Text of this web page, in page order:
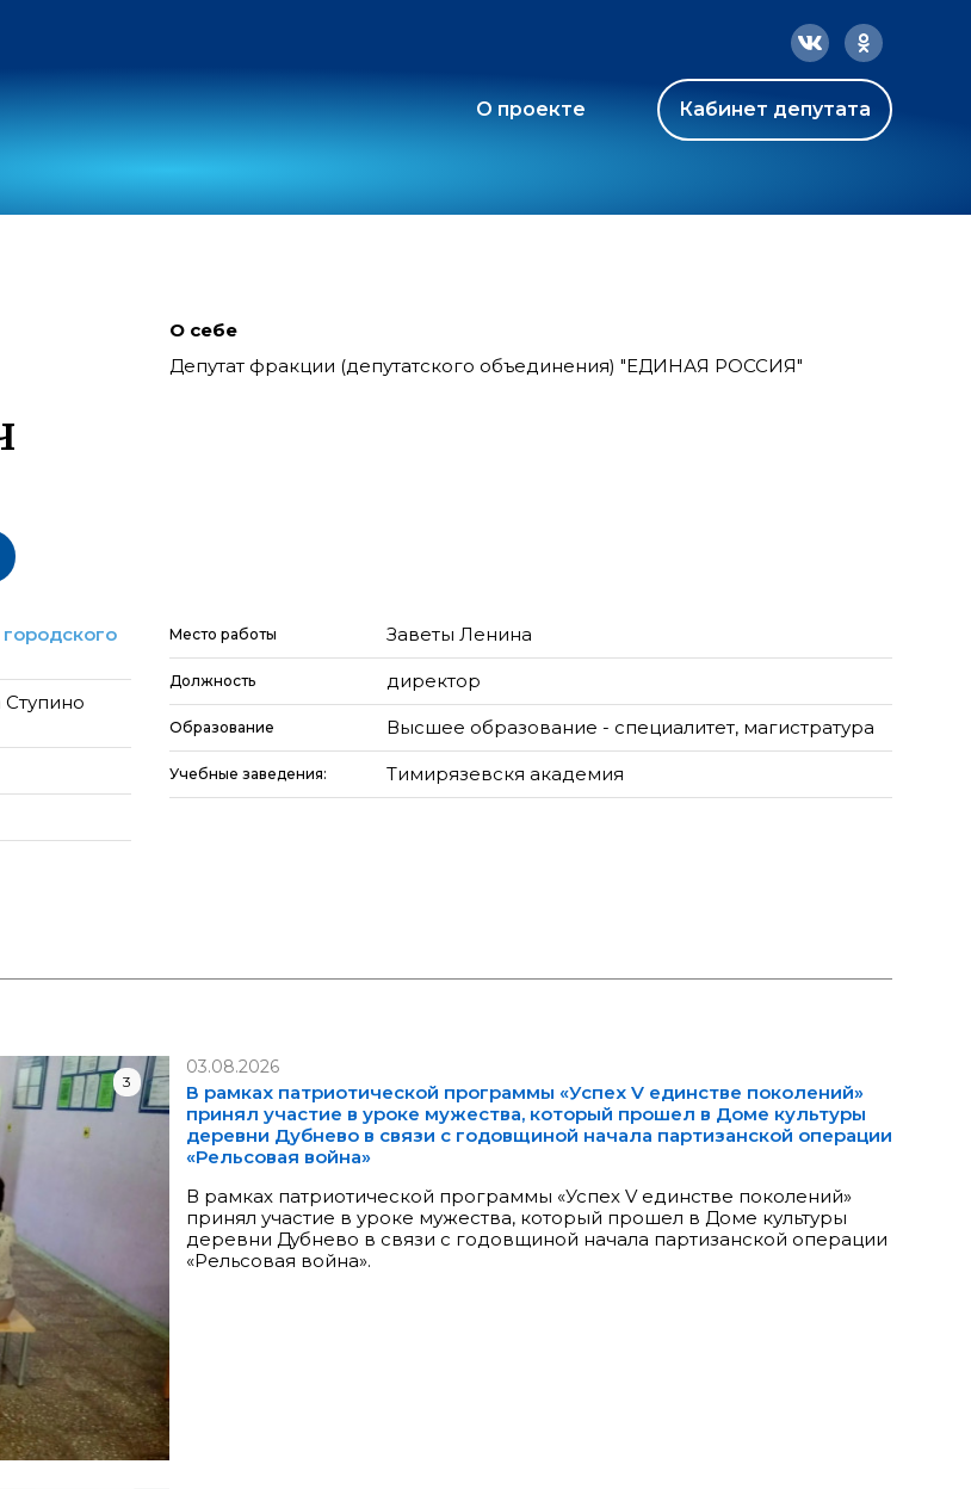
О проекте Кабинет депутата
О себе
Депутат фракции (депутатского объединения) "ЕДИНАЯ РОССИЯ"
Ступино
Место работы Заветы Ленина
Должность директор
Образование Высшее образование - специалитет, магистратура
Учебные заведения: Тимирязевскя академия
3
03.08.2026
В рамках патриотической программы «Успех V единстве поколений»
принял участие в уроке мужества, который прошел в Доме культуры
деревни Дубнево в связи с годовщиной начала партизанской операции
«Рельсовая война»
В рамках патриотической программы «Успех V единстве поколений»
принял участие в уроке мужества, который прошел в Доме культуры
деревни Дубнево в связи с годовщиной начала партизанской операции
«Рельсовая война».